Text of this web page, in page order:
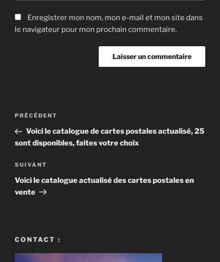
Enregistrer mon nom, mon e-mail et mon site dans
le navigateur pour mon prochain commentaire.
Navigation
l’article
Article
précédent
PRÉCÉDENT
Voici le catalogue de cartes postales actualisé, 25
sont disponibles, faites votre choix
Article
suivant
SUIVANT
Voici le catalogue actualisé des cartes postales en
vente
CONTACT :